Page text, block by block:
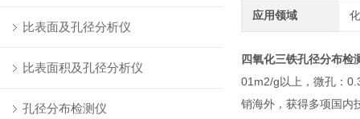
比表面及孔径分析仪
比表面积及孔径分析仪
孔径分布检测仪
应用领域
四氧化三铁孔径分布检
01m2/g以上，微孔：
销海外，获得多项国内